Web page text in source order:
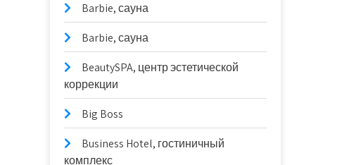
Barbie, сауна
Barbie, сауна
BeautySPA, центр эстетической
коррекции
Big Boss
Business Hotel, гостиничный
комплекс